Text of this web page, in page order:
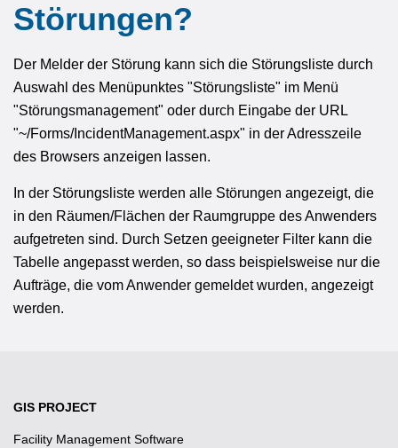
Störungen?
Der Melder der Störung kann sich die Störungsliste durch
Auswahl des Menüpunktes "Störungsliste" im Menü
"Störungsmanagement" oder durch Eingabe der URL
"~/Forms/IncidentManagement.aspx" in der Adresszeile
des Browsers anzeigen lassen.
In der Störungsliste werden alle Störungen angezeigt, die
in den Räumen/Flächen der Raumgruppe des Anwenders
aufgetreten sind. Durch Setzen geeigneter Filter kann die
Tabelle angepasst werden, so dass beispielsweise nur die
Aufträge, die vom Anwender gemeldet wurden, angezeigt
werden.
GIS PROJECT
Facility Management Software